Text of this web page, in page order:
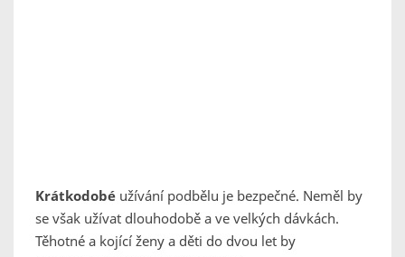
Krátkodobé užívání podbělu je bezpečné. Neměl by
se však užívat dlouhodobě a ve velkých dávkách.
Těhotné a kojící ženy a děti do dvou let by